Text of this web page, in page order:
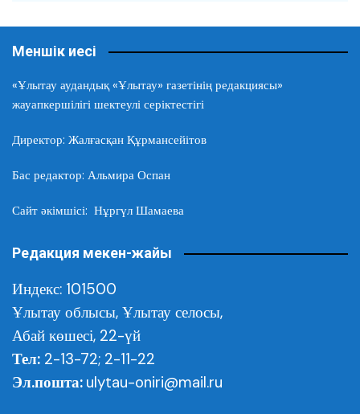
Меншік иесі
«Ұлытау аудандық «Ұлытау» газетінің редакциясы»
жауапкершілігі шектеулі серіктестігі
Директор: Жалғасқан Құрмансейітов
Бас редактор: Альмира Оспан
Сайт әкімшісі: Нұргүл Шамаева
Редакция мекен-жайы
Индекс: 101500
Ұлытау облысы, Ұлытау селосы,
Абай көшесі, 22-үй
Тел: 2-13-72; 2-11-22
Эл.пошта: ulytau-oniri@mail.ru